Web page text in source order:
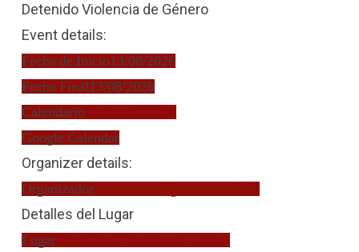
Detenido Violencia de Género
Event details:
Fecha de Inicio13/08/2026
Fecha Final 13/08/2026
Calendario
Google Calendar
Organizer details:
OrganizadorLeticia Rodríguez Bermúdez
Detalles del Lugar
LugarDetenido Violencia de Género